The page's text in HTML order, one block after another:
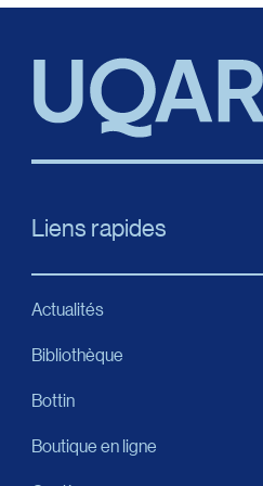
Liens rapides
Actualités
Bibliothèque
Bottin
Boutique en ligne